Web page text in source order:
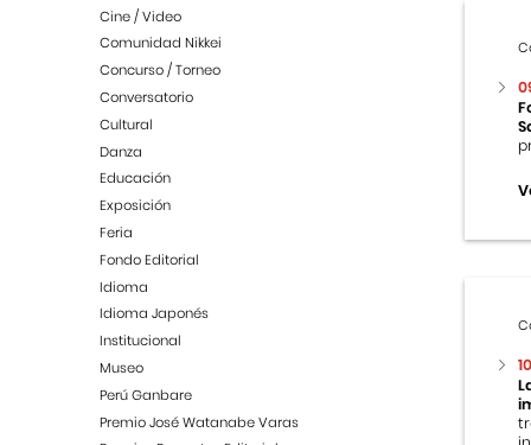
Cine / Video
Comunidad Nikkei
Concurso / Torneo
Conversatorio
Cultural
Danza
Educación
Exposición
Feria
Fondo Editorial
Idioma
Idioma Japonés
Institucional
Museo
Perú Ganbare
Premio José Watanabe Varas